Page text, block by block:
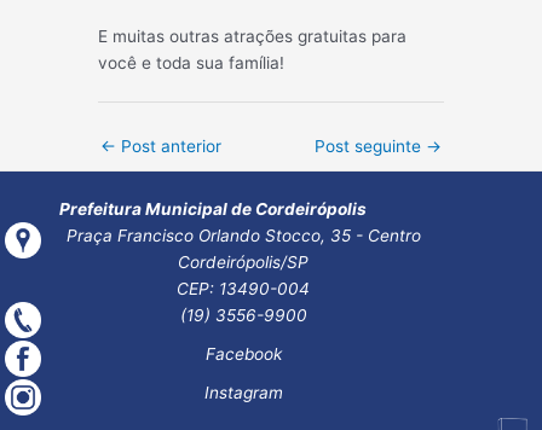
E muitas outras atrações gratuitas para
você e toda sua família!
Post
← Post anterior Post seguinte →
Prefeitura Municipal de Cordeirópolis
Praça Francisco Orlando Stocco, 35 - Centro
Cordeirópolis/SP
CEP: 13490-004
(19) 3556-9900
Facebook
Instagram